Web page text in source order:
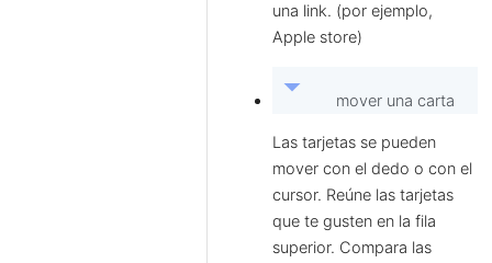
una link. (por ejemplo,
Apple store)
arrow_drop_down mover una carta
Las tarjetas se pueden
mover con el dedo o con el
cursor. Reúne las tarjetas
que te gusten en la fila
superior. Compara las